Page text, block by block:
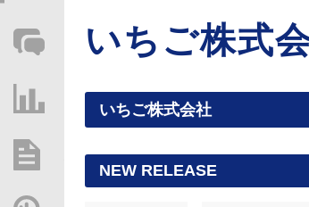
ホットワード分析
IRストレージ
総研レポート・分析
いちご株式
いちご株式会社
NEW RELEASE